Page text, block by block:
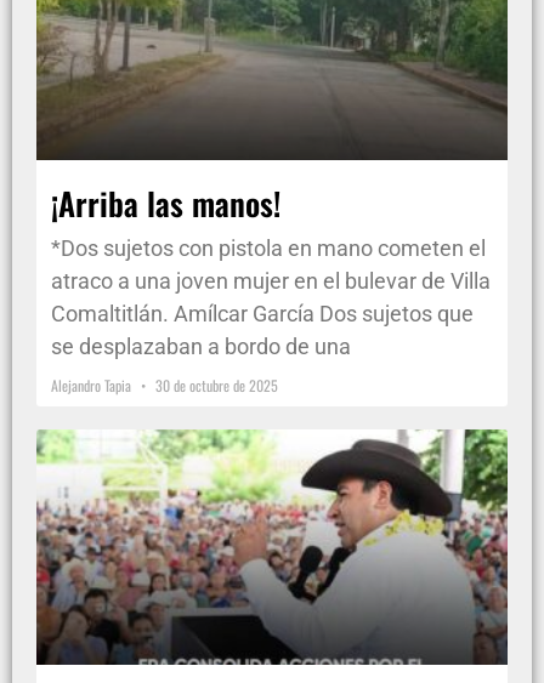
¡Arriba las manos!
*Dos sujetos con pistola en mano cometen el
atraco a una joven mujer en el bulevar de Villa
Comaltitlán. Amílcar García Dos sujetos que
se desplazaban a bordo de una
Alejandro Tapia 30 de octubre de 2025